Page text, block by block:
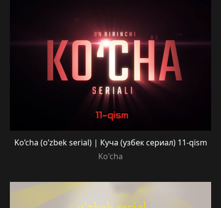
Ko’cha (o’zbek serial) | Куча (узбек сериал) 11-qism
Ko'cha